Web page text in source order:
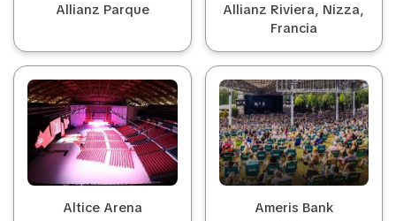
Allianz Parque
Allianz Riviera, Nizza,
Francia
Altice Arena
Ameris Bank